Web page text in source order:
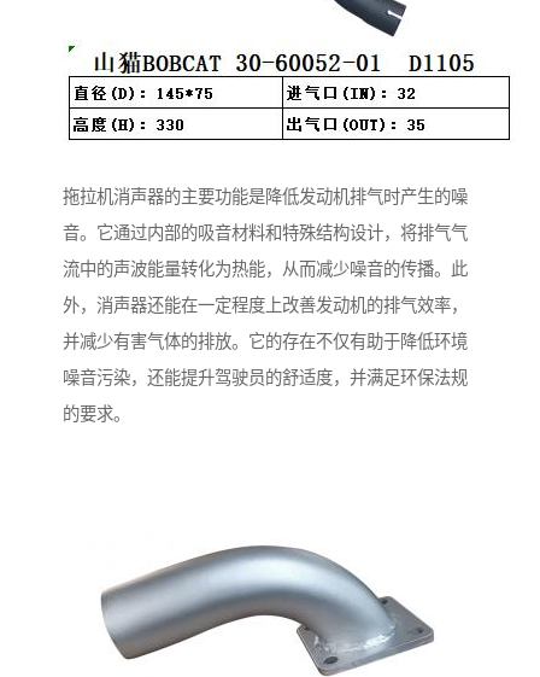
拖拉机消声器的主要功能是降低发动机排气时产生的噪
音。它通过内部的吸音材料和特殊结构设计，将排气气
流中的声波能量转化为热能，从而减少噪音的传播。此
外，消声器还能在一定程度上改善发动机的排气效率，
并减少有害气体的排放。它的存在不仅有助于降低环境
噪音污染，还能提升驾驶员的舒适度，并满足环保法规
的要求。